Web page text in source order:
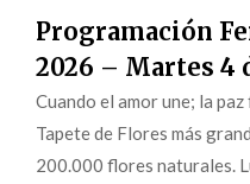
Programación
2026 – Martes 4
Cuando el amor une; la
Tapete de Flores más
200.000 flores naturales.